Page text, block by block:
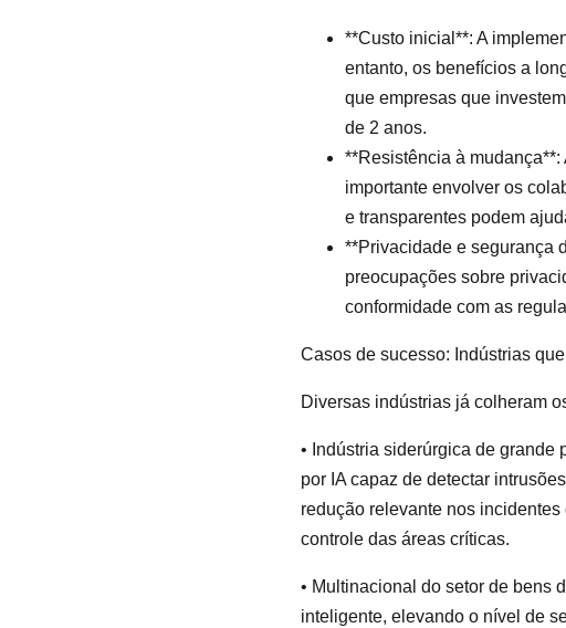
**Custo inicial**: A
entanto, os benefícios a
que empresas que
de 2 anos.
**Resistência à
importante envolver os
e transparentes podem
**Privacidade e segurança
preocupações sobre
conformidade com as
Casos de sucesso: Indústrias
Diversas indústrias já colheram
• Indústria siderúrgica de grande
por IA capaz de detectar
redução relevante nos
controle das áreas críticas.
• Multinacional do setor de bens
inteligente, elevando o nível de